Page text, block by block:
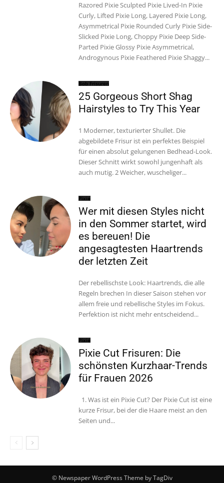
Razored Pixie Sculpted Pixie Lived-In Pixie
Curly, Lifted Pixie Long, Layered Pixie Long,
Asymmetrical Pixie Rounded Curly Pixie Side-
Slicked Pixie Long, Choppy Pixie Deep Side-
Parted Pixie Glossy Pixie Asymmetrical,
Androgynous Pixie Feathered Pixie Shaggy...
Bob Frisuren
25 Gorgeous Short Shag
Hairstyles to Try This Year
1 Moderner, texturierter Shullet. Die
abgebildete Frisur ist ein perfektes Beispiel
für einen absolut gelungenen Bedhead-Look.
Dieser Schnitt wirkt sowohl jungenhaft als
auch mutig. 2 Weicher, wuscheliger...
Pixie
Wer mit diesen Styles nicht
in den Sommer startet, wird
es bereuen! Die
angesagtesten Haartrends
der letzten Zeit
Der rebellischste Look: Haartrends, die alle
Regeln brechen In dieser Saison stehen vor
allem freie und rebellische Styles im Fokus.
Perfektion ist nicht mehr entscheidend...
Pixie
Pixie Cut Frisuren: Die
schönsten Kurzhaar-Trends
für Frauen 2026
1. Was ist ein Pixie Cut? Der Pixie Cut ist eine
kurze Frisur, bei der die Haare meist an den
Seiten und...
© Newspaper WordPress Theme by TagDiv